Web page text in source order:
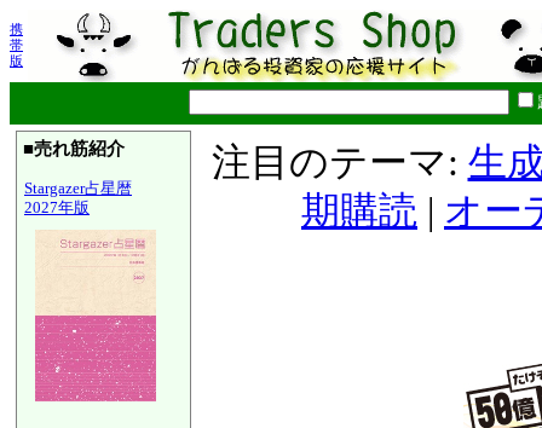
携
帯
版
■売れ筋紹介
Stargazer占星暦
2027年版
注目のテーマ: 生
期購読 | オー